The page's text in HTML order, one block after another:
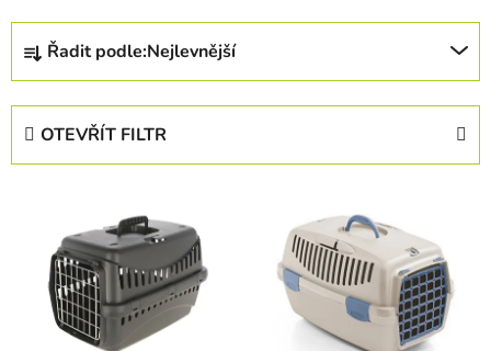
Ř
z
Řadit podle:Nejlevnější
OTEVŘÍT FILTR